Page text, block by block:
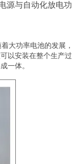
源与自动化放电功
大功率电池的发展，
以安装在整个生产过
一体。